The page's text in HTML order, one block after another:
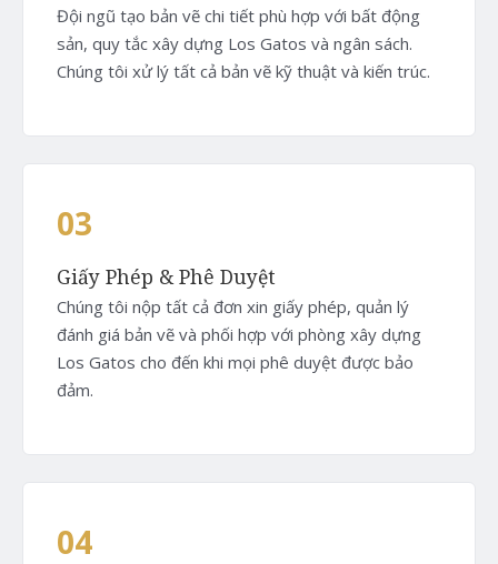
Đội ngũ tạo bản vẽ chi tiết phù hợp với bất động
sản, quy tắc xây dựng Los Gatos và ngân sách.
Chúng tôi xử lý tất cả bản vẽ kỹ thuật và kiến trúc.
03
Giấy Phép & Phê Duyệt
Chúng tôi nộp tất cả đơn xin giấy phép, quản lý
đánh giá bản vẽ và phối hợp với phòng xây dựng
Los Gatos cho đến khi mọi phê duyệt được bảo
đảm.
04